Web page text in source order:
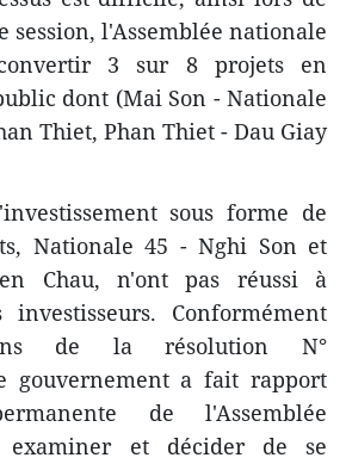
session, l'Assemblée nationale
3 sur 8 projets en
dont (Mai Son - Nationale
Thiet, Phan Thiet - Dau Giay
sous forme de
Nationale 45 - Nghi Son et
Chau, n'ont pas réussi à
investisseurs. Conformément
de la résolution N°
gouvernement a fait rapport
de l'Assemblée
examiner et décider de se